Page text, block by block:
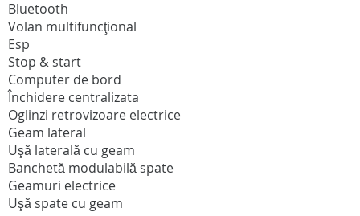
Bluetooth
Volan multifuncţional
Esp
Stop & start
Computer de bord
Închidere centralizata
Oglinzi retrovizoare electrice
Geam lateral
Uşă laterală cu geam
Banchetă modulabilă spate
Geamuri electrice
Uşă spate cu geam